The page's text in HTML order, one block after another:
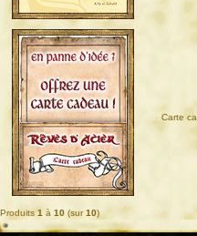
01Carte
Produits1 à 10 (sur10)